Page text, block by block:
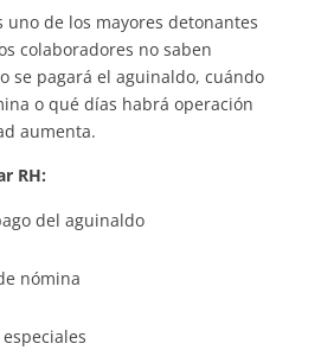
de los mayores detonantes
colaboradores no saben
se pagará el aguinaldo, cuándo
o qué días habrá operación
aumenta.
RH:
del aguinaldo
nómina